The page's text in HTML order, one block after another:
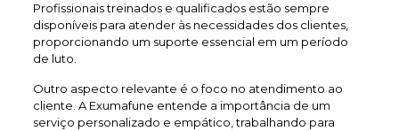
Profissionais treinados e qualificados estão sempre
disponíveis para atender às necessidades dos clientes,
proporcionando um suporte essencial em um período
de luto.
Outro aspecto relevante é o foco no atendimento ao
cliente. A Exumafune entende a importância de um
serviço personalizado e empático, trabalhando para